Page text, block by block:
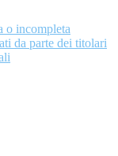
o incompleta
da parte dei titolari